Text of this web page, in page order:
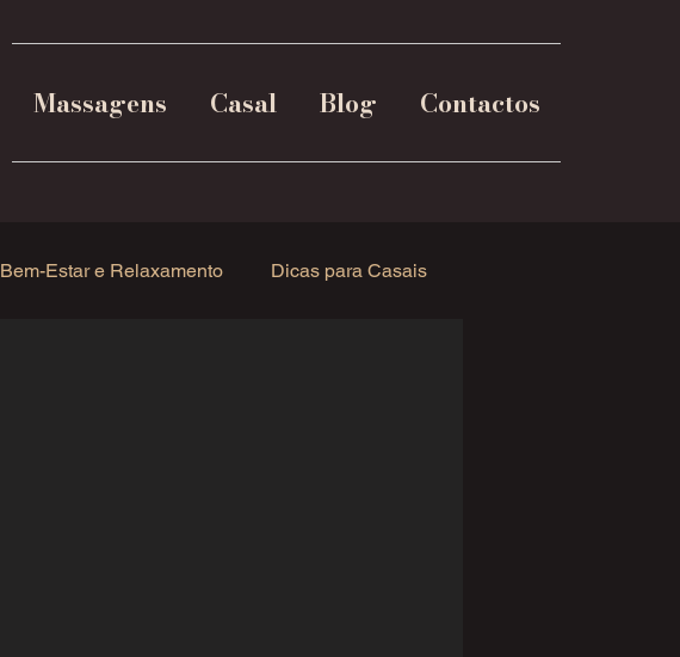
Massagens Casal Blog Contactos
Bem-Estar e Relaxamento Dicas para Casais